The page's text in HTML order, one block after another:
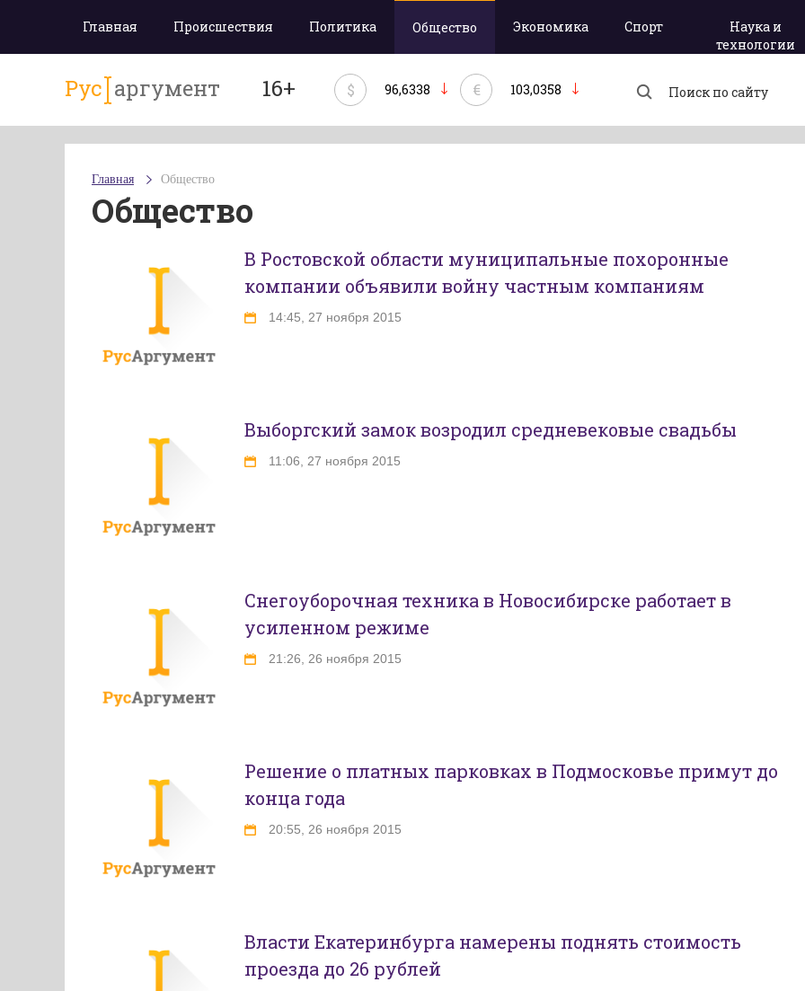
Главная Происшествия Политика Общество Экономика Спорт
Наука и
технологии
Рус аргумент 16+ $ 96,6338 € 103,0358
Главная Общество
Общество
В Ростовской области муниципальные похоронные
компании объявили войну частным компаниям
14:45, 27 ноября 2015
Выборгский замок возродил средневековые свадьбы
11:06, 27 ноября 2015
Снегоуборочная техника в Новосибирске работает в
усиленном режиме
21:26, 26 ноября 2015
Решение о платных парковках в Подмосковье примут до
конца года
20:55, 26 ноября 2015
Власти Екатеринбурга намерены поднять стоимость
проезда до 26 рублей